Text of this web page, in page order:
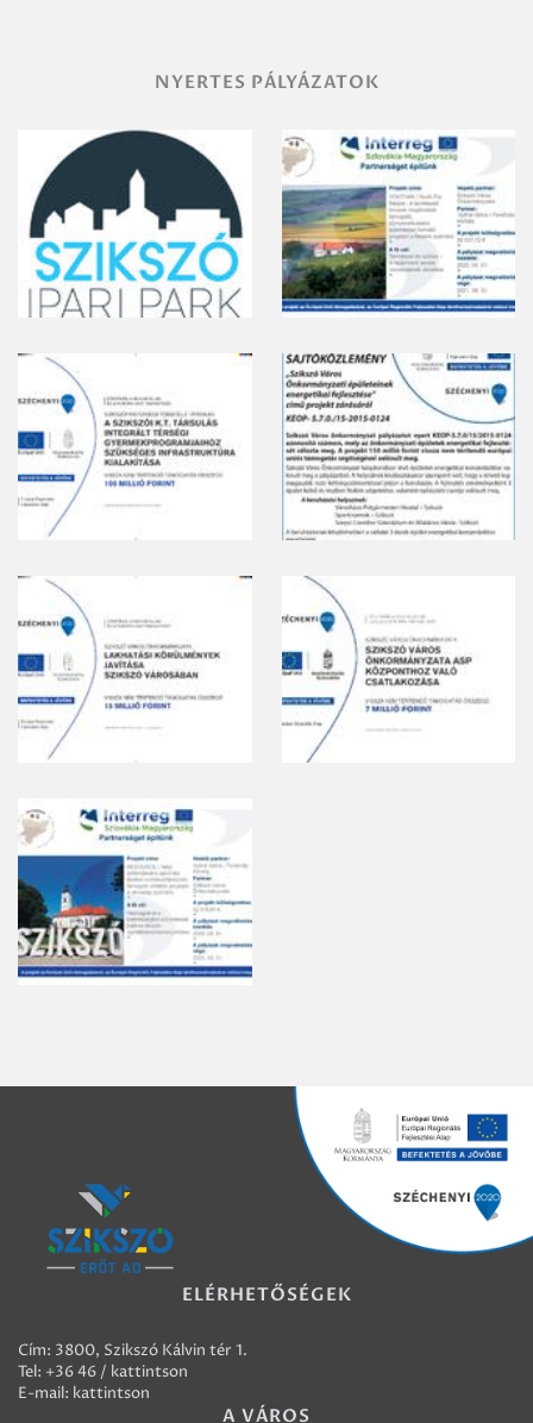
NYERTES PÁLYÁZATOK
ELÉRHETŐSÉGEK
Cím: 3800, Szikszó Kálvin tér 1.
Tel: +36 46 / kattintson
E-mail: kattintson
A VÁROS